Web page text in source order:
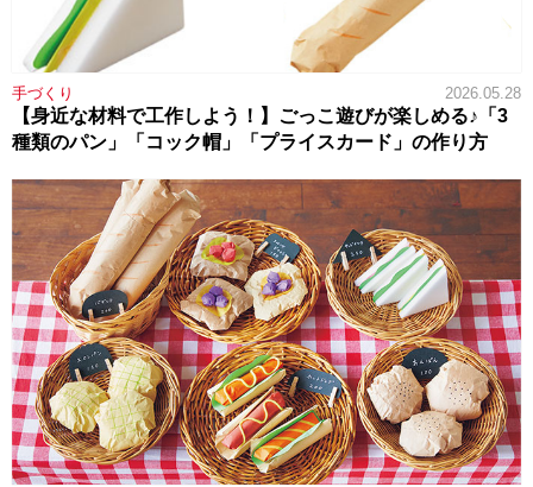
手づくり 2026.05.28
【身近な材料で工作しよう！】ごっこ遊びが楽しめる♪「3
種類のパン」「コック帽」「プライスカード」の作り方